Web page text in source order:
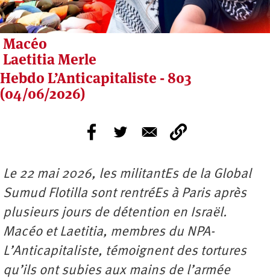
Macéo
Laetitia Merle
Hebdo L’Anticapitaliste - 803
(04/06/2026)
Le 22 mai 2026, les militantEs de la Global
Sumud Flotilla sont rentréEs à Paris après
plusieurs jours de détention en Israël.
Macéo et Laetitia, membres du ‪NPA-
L’Anticapitaliste, témoignent des tortures
qu’ils ont subies aux mains de l’armée